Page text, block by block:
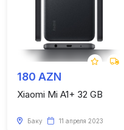
180 AZN
Xiaomi Mi A1+ 32 GB
Баку 11 апреля 2023